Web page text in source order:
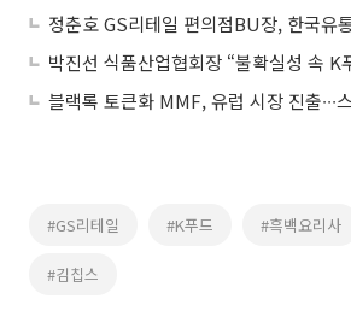
블랙록 토큰화 MMF, 유럽 시장 진출∙∙∙
#GS리테일 #K푸드 #흑백요리사
#김칩스